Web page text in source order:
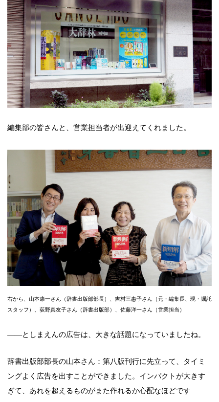
編集部の皆さんと、営業担当者が出迎えてくれました。
右から、山本康一さん（辞書出版部部長）、吉村三惠子さん（元・編集長、現・嘱託
スタッフ）、荻野真友子さん（辞書出版部）、佐藤洋一さん（営業担当）
――としまえんの広告は、大きな話題になっていましたね。
辞書出版部部長の山本さん：第八版刊行に先立って、タイミ
ングよく広告を出すことができました。インパクトが大きす
ぎて、あれを超えるものがまた作れるか心配なほどです